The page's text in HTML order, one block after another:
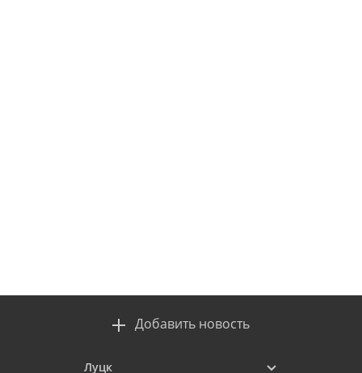
Добавить новость
Луцк